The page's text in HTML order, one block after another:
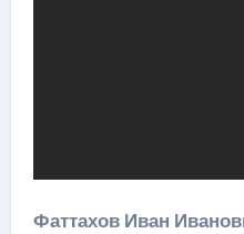
Фаттахов Иван